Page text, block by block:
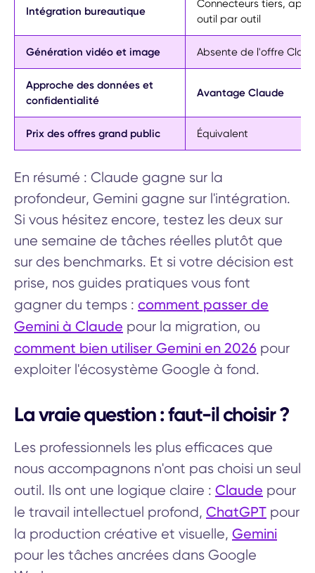
Intégration bureautique
Connecteurs tiers,
outil par outil
Génération vidéo et image Absente de l'offre
Approche des données et
confidentialité
Avantage Claude
Prix des offres grand public Équivalent
En résumé : Claude gagne sur la
profondeur, Gemini gagne sur l'intégration.
Si vous hésitez encore, testez les deux sur
une semaine de tâches réelles plutôt que
sur des benchmarks. Et si votre décision est
prise, nos guides pratiques vous font
gagner du temps : comment passer de
Gemini à Claude pour la migration, ou
comment bien utiliser Gemini en 2026 pour
exploiter l'écosystème Google à fond.
La vraie question : faut-il choisir ?
Les professionnels les plus efficaces que
nous accompagnons n'ont pas choisi un seul
outil. Ils ont une logique claire : Claude pour
le travail intellectuel profond, ChatGPT pour
la production créative et visuelle, Gemini
pour les tâches ancrées dans Google